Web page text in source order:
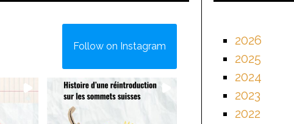
Follow on Instagram 2026
2025
2024
2023
2022